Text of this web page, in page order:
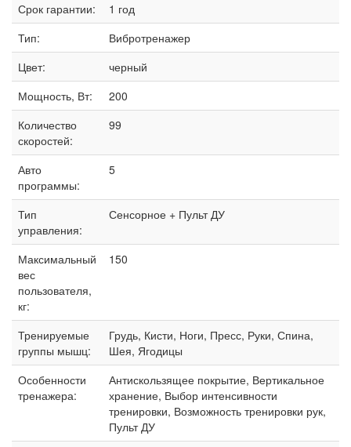
Срок гарантии:
1 год
Тип:
Вибротренажер
Цвет:
черный
Мощность, Вт:
200
Количество
скоростей:
99
Авто
программы:
5
Тип
управления:
Сенсорное + Пульт ДУ
Максимальный
вес
пользователя,
кг:
150
Тренируемые
группы мышц:
Грудь, Кисти, Ноги, Пресс, Руки, Спина,
Шея, Ягодицы
Особенности
тренажера:
Антискользящее покрытие, Вертикальное
хранение, Выбор интенсивности
тренировки, Возможность тренировки рук,
Пульт ДУ